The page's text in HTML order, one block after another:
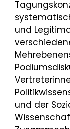
und
und der